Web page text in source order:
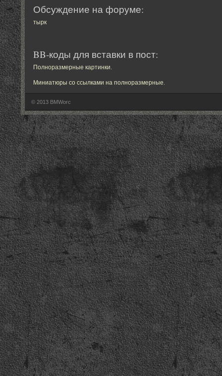
Обсуждение на форуме:
тырк
BB-коды для вставки в пост:
Полноразмерные картинки.
Миниатюры со ссылками на полноразмерные.
© 2013 BMWorc